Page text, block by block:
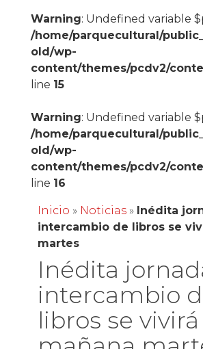
Warning: Undefined variable
/home/parquecultural/
old/wp-
content/themes/pcdv2/
line 15
Warning: Undefined variable
/home/parquecultural/
old/wp-
content/themes/pcdv2/
line 16
Inicio » Noticias» Inédita
intercambio de libros se
martes
Inédita
intercambio
libros se vivirá